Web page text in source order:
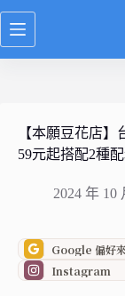
跳
至
【本願豆花店
59元起搭配2種
2024 年 10
Google 偏好
Instagram